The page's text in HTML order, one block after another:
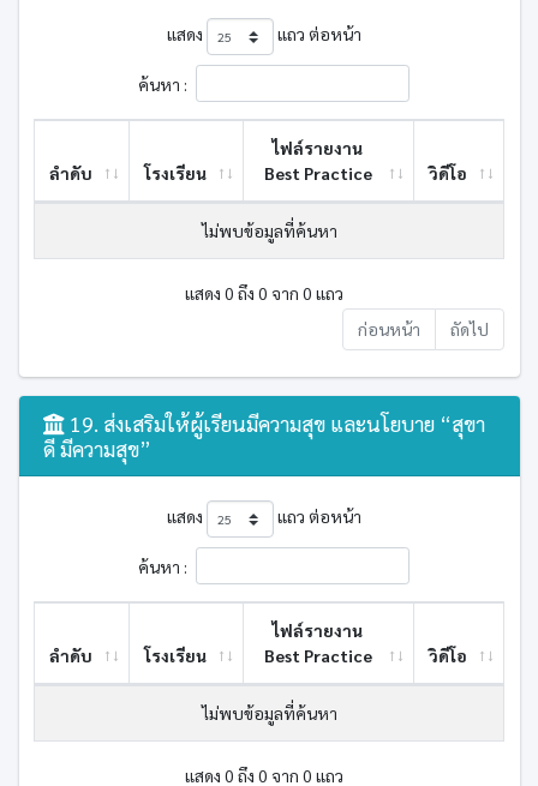
แสดง แถว ต่อหน้า
ค้นหา :
ลำดับ โรงเรียน
ไฟล์รายงาน
Best ​Practice
วิดีโอ
ไม่พบข้อมูลที่ค้นหา
แสดง 0 ถึง 0 จาก 0 แถว
ก่อนหน้า
ถัดไป
19. ส่งเสริมให้ผู้เรียนมีความสุข และนโยบาย “สุขา
ดี มีความสุข”
แสดง แถว ต่อหน้า
ค้นหา :
ลำดับ โรงเรียน
ไฟล์รายงาน
Best ​Practice
วิดีโอ
ไม่พบข้อมูลที่ค้นหา
แสดง 0 ถึง 0 จาก 0 แถว